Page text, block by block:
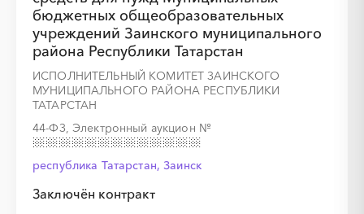
бюджетных общеобразовательных
учреждений Заинского муниципального
района Республики Татарстан
ИСПОЛНИТЕЛЬНЫЙ КОМИТЕТ ЗАИНСКОГО
МУНИЦИПАЛЬНОГО РАЙОНА РЕСПУБЛИКИ
ТАТАРСТАН
44-ФЗ, Электронный аукцион №
республика Татарстан, Заинск
Заключён контракт